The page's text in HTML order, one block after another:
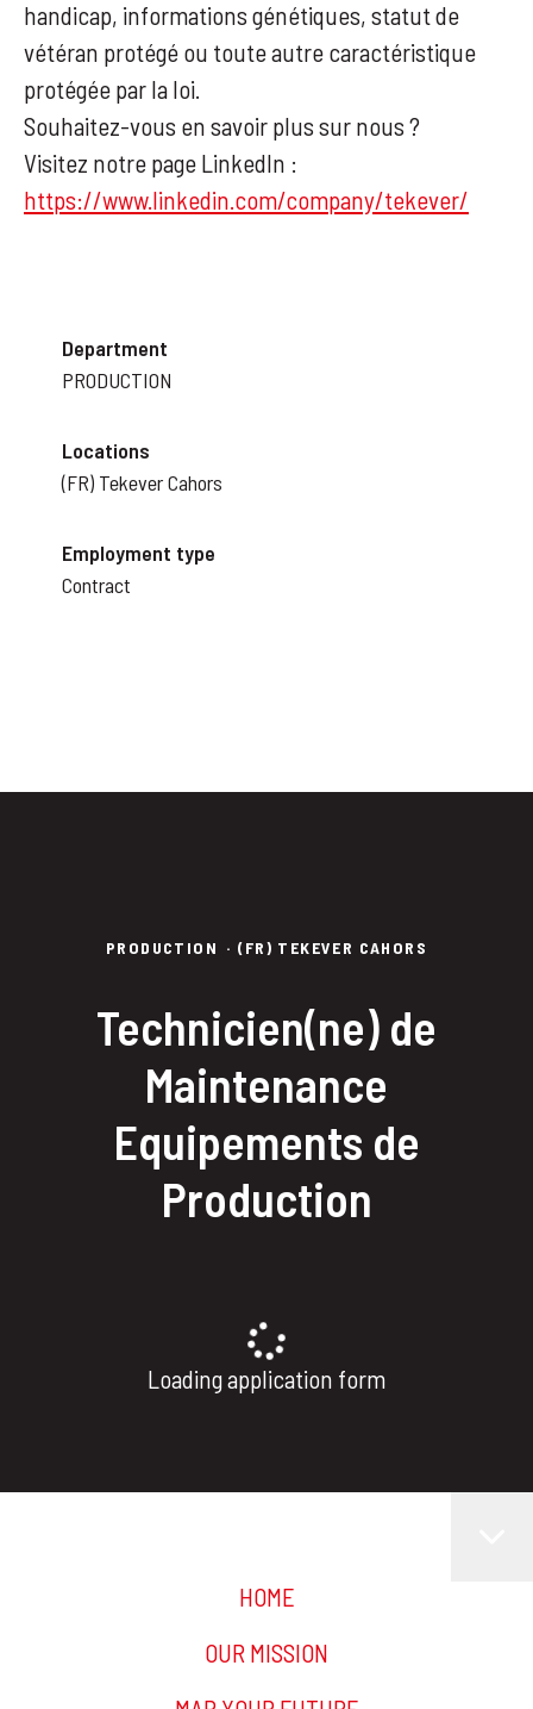
handicap, informations génétiques, statut de
vétéran protégé ou toute autre caractéristique
protégée par la loi.
Souhaitez-vous en savoir plus sur nous ?
Visitez notre page LinkedIn :
https://www.linkedin.com/company/tekever/
Department
PRODUCTION
Locations
(FR) Tekever Cahors
Employment type
Contract
PRODUCTION · (FR) TEKEVER CAHORS
Technicien(ne) de
Maintenance
Equipements de
Production
Loading application form
HOME
OUR MISSION